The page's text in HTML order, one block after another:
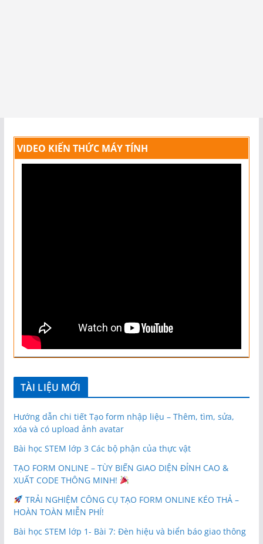
VIDEO KIẾN THỨC MÁY TÍNH
TÀI LIỆU MỚI
Hướng dẫn chi tiết Tạo form nhập liệu – Thêm, tìm, sửa,
xóa và có upload ảnh avatar
Bài học STEM lớp 3 Các bộ phận của thực vật
TẠO FORM ONLINE – TÙY BIẾN GIAO DIỆN ĐỈNH CAO &
XUẤT CODE THÔNG MINH!
TRẢI NGHIỆM CÔNG CỤ TẠO FORM ONLINE KÉO THẢ –
HOÀN TOÀN MIỄN PHÍ!
Bài học STEM lớp 1- Bài 7: Đèn hiệu và biển báo giao thông